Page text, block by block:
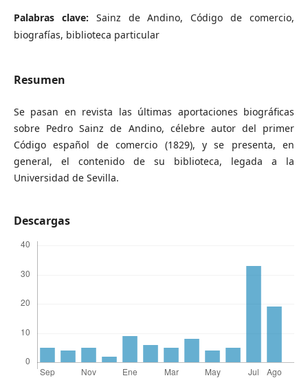
Palabras clave: Sainz de Andino, Código de comercio,
biografías, biblioteca particular
Resumen
Se pasan en revista las últimas aportaciones biográficas
sobre Pedro Sainz de Andino, célebre autor del primer
Código español de comercio (1829), y se presenta, en
general, el contenido de su biblioteca, legada a la
Universidad de Sevilla.
Descargas